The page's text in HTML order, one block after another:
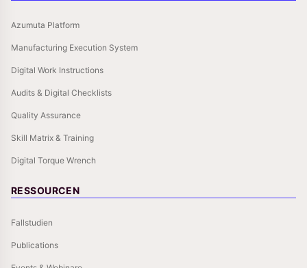
Azumuta Platform
Manufacturing Execution System
Digital Work Instructions
Audits & Digital Checklists
Quality Assurance
Skill Matrix & Training
Digital Torque Wrench
RESSOURCEN
Fallstudien
Publications